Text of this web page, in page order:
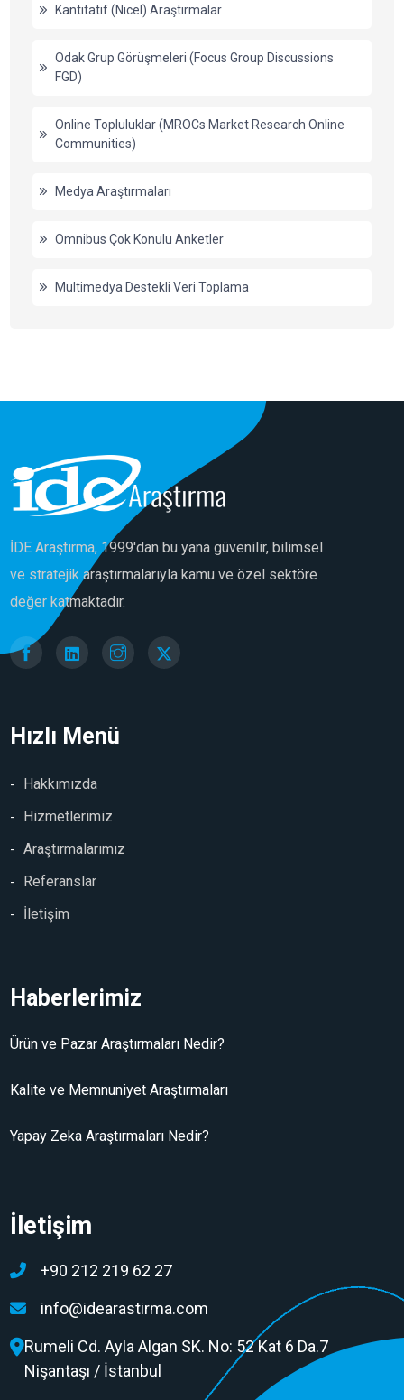
Kantitatif (Nicel) Araştırmalar
Odak Grup Görüşmeleri (Focus Group Discussions
FGD)
Online Topluluklar (MROCs Market Research Online
Communities)
Medya Araştırmaları
Omnibus Çok Konulu Anketler
Multimedya Destekli Veri Toplama
İDE Araştırma, 1999'dan bu yana güvenilir, bilimsel
ve stratejik araştırmalarıyla kamu ve özel sektöre
değer katmaktadır.
Hızlı Menü
Hakkımızda
Hizmetlerimiz
Araştırmalarımız
Referanslar
İletişim
Haberlerimiz
Ürün ve Pazar Araştırmaları Nedir?
Kalite ve Memnuniyet Araştırmaları
Yapay Zeka Araştırmaları Nedir?
İletişim
+90 212 219 62 27
info@idearastirma.com
Rumeli Cd. Ayla Algan SK. No: 52 Kat 6 Da.7
Nişantaşı / İstanbul